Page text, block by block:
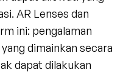
AR Lenses dan
ini: pengalaman
dimainkan secara
dapat dilakukan